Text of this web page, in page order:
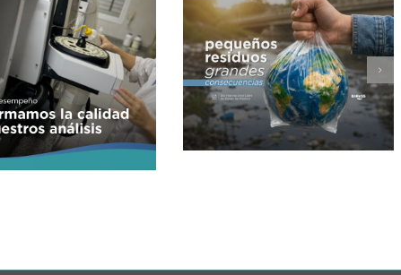
Día Internacional libre de
bolsas de plásticos
Nuevos criterios para el control
de efluentes cloacales